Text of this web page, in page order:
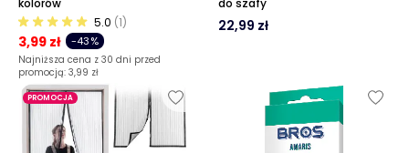
kolorów
5.0 (1)
3,99 zł -43%
Najniższa cena z 30 dni przed
promocją: 3,99 zł
do szafy
22,99 zł
PROMOCJA